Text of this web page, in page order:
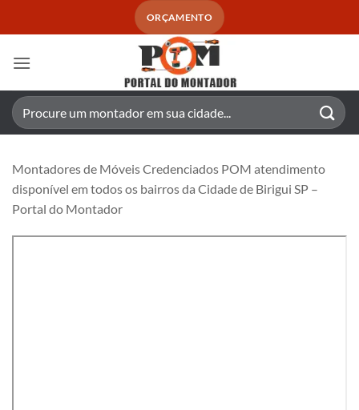
ORÇAMENTO
Pesquisar
por:
Montadores de Móveis Credenciados POM atendimento
disponível em todos os bairros da Cidade de Birigui SP –
Portal do Montador